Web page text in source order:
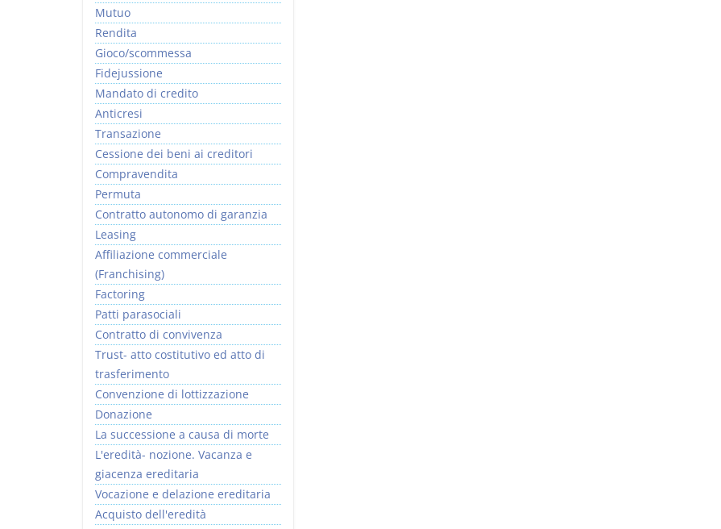
Mutuo
Rendita
Gioco/scommessa
Fidejussione
Mandato di credito
Anticresi
Transazione
Cessione dei beni ai creditori
Compravendita
Permuta
Contratto autonomo di garanzia
Leasing
Affiliazione commerciale
(Franchising)
Factoring
Patti parasociali
Contratto di convivenza
Trust- atto costitutivo ed atto di
trasferimento
Convenzione di lottizzazione
Donazione
La successione a causa di morte
L'eredità- nozione. Vacanza e
giacenza ereditaria
Vocazione e delazione ereditaria
Acquisto dell'eredità